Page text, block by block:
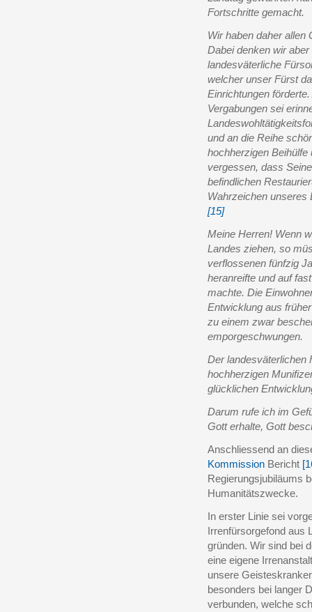
Fortschritte gemacht.
Wir haben daher allen
Dabei denken wir
landesväterliche
welcher unser Fürst
Einrichtungen
Vergabungen sei
und an die Reihe
hochherzigen
vergessen, dass
befindlichen
Wahrzeichen unseres
[15]
Meine Herren! Wenn
Landes ziehen, so
verflossenen fünfzig
heranreifte und auf
machte. Die
Entwicklung aus
zu einem zwar
emporgeschwungen.
Der landesväterlichen
hochherzigen
glücklichen
Darum rufe ich im
Gott erhalte, Gott
Anschliessend an
Kommission Bericht
Regierungsjubiläums
Humanitätszwecke.
In erster Linie sei
Irrenfürsorgefond aus
gründen. Wir sind bei
eine eigene
unsere
besonders bei langer
verbunden, welche